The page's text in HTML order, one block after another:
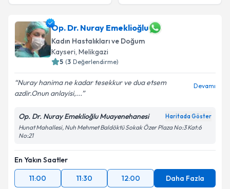
Op. Dr. Nuray Emeklioğlu
Kadın Hastalıkları ve Doğum
Kayseri, Melikgazi
5 (3 Değerlendirme)
Nuray hanima ne kadar tesekkur ve dua etsem
azdir.Onun anlayisi,...
Devamı
Op. Dr. Nuray Emeklioğlu Muayenehanesi Haritada Göster
Hunat Mahallesi, Nuh Mehmet Baldöktü Sokak Özer Plaza No:3 Kat:6
No:21
En Yakın Saatler
11:00
11:30 12:00 Daha Fazla